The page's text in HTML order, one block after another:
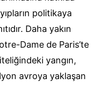
politikaya
Daha yakın
Dame de Paris’te
yangın,
avroya yaklaşan